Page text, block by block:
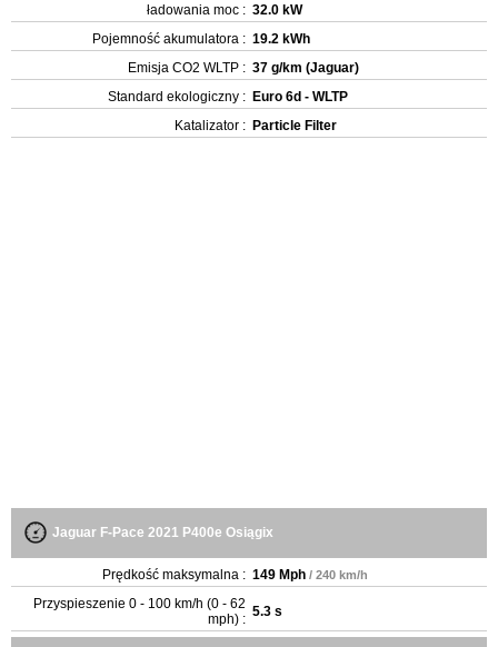
ładowania moc : 32.0 kW
Pojemność akumulatora : 19.2 kWh
Emisja CO2 WLTP : 37 g/km (Jaguar)
Standard ekologiczny : Euro 6d - WLTP
Katalizator : Particle Filter
Jaguar F-Pace 2021 P400e Osiągix
Prędkość maksymalna : 149 Mph / 240 km/h
Przyspieszenie 0 - 100 km/h (0 - 62
mph) : 5.3 s